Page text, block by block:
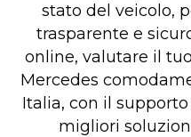
stato del veicolo,
trasparente e
online, valutare il
Mercedes
Italia, con il
migliori